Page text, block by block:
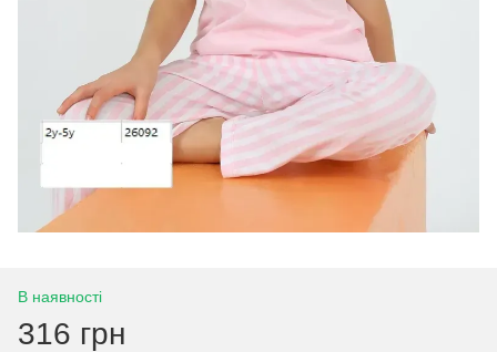
В наявності
316 грн